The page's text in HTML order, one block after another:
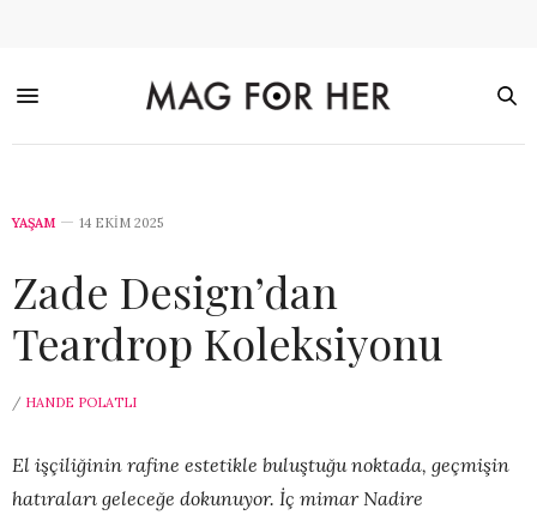
YAŞAM 14 EKIM 2025
Zade Design’dan
Teardrop Koleksiyonu
/ HANDE POLATLI
El işçiliğinin rafine estetikle buluştuğu noktada, geçmişin
hatıraları geleceğe dokunuyor. İç mimar Nadire